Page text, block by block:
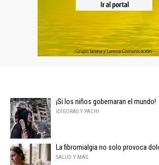
¡Si los niños gobernaran el mundo!
IDÍGORAS Y PACHI
La fibromialgia no solo provoca
SALUD Y MÁS